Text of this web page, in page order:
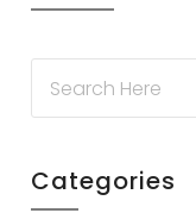
Categories